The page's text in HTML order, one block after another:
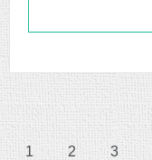
1 2 3